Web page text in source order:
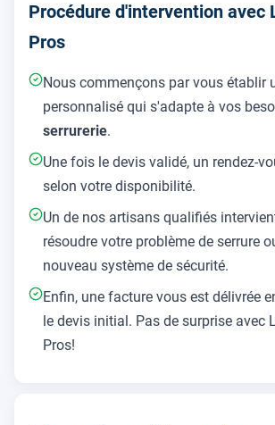
Procédure d'intervention avec
Pros
Nous commençons par vous établir
personnalisé qui s'adapte à vos
serrurerie.
Une fois le devis validé, un rendez-
selon votre disponibilité.
Un de nos artisans qualifiés
résoudre votre problème de serrure
nouveau système de sécurité.
Enfin, une facture vous est délivrée
le devis initial. Pas de surprise avec
Pros!